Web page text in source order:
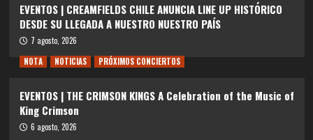
EVENTOS | CREAMFIELDS CHILE ANUNCIA LINE UP HISTÓRICO
DESDE SU LLEGADA A NUESTRO NUESTRO PAÍS
7 agosto, 2026
NOTA
NOTICIAS PRÓXIMOS CONCIERTOS
EVENTOS | THE CRIMSON KINGS A Celebration of the Music of
King Crimson
6 agosto, 2026